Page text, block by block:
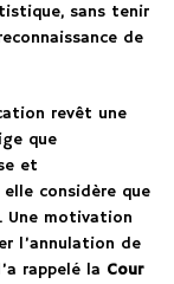
sans tenir
de
revêt une
que
et
considère que
Une motivation
l’annulation de
rappelé la Cour